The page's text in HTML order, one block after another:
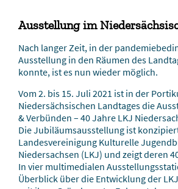
Ausstellung im
Nach langer Zeit, in der
Ausstellung in den Räumen des
konnte, ist es nun wieder möglich.
Vom 2. bis 15. Juli 2021 ist in der
Niedersächsischen Landtages die
& Verbünden – 40 Jahre LKJ
Die Jubiläumsausstellung ist
Landesvereinigung Kulturelle
Niedersachsen (LKJ) und zeigt deren
In vier multimedialen
Überblick über die Entwicklung der